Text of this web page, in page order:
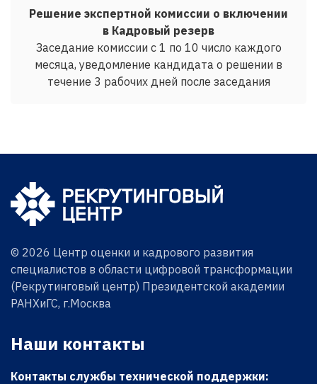
Решение экспертной комиссии о включении
в Кадровый резерв
Заседание комиссии с 1 по 10 число каждого
месяца, уведомление кандидата о решении в
течение 3 рабочих дней после заседания
© 2026 Центр оценки и кадрового развития
специалистов в области цифровой трансформации
(Рекрутинговый центр) Президентской академии
РАНХиГС, г.Москва
Наши контакты
Контакты службы технической поддержки: